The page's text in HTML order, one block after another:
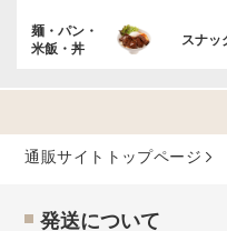
麺・パン・
米飯・丼
スナッ
通販サイトトップページ
発送について